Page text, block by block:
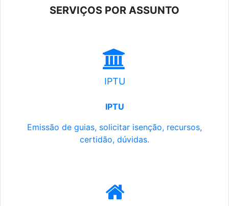
SERVIÇOS POR ASSUNTO
IPTU
IPTU
Emissão de guias, solicitar isenção, recursos,
certidão, dúvidas.